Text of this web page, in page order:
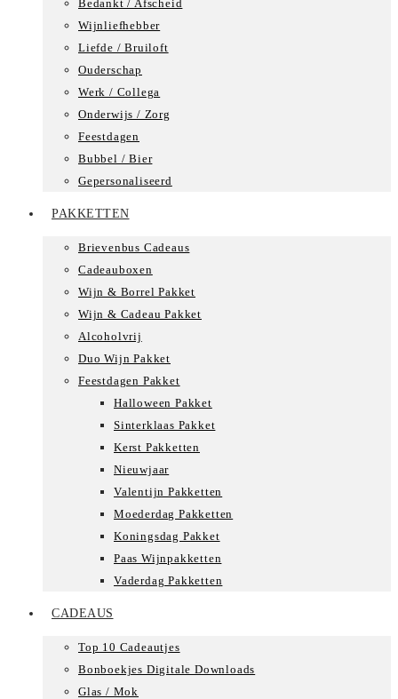
Bedankt / Afscheid
Wijnliefhebber
Liefde / Bruiloft
Ouderschap
Werk / Collega
Onderwijs / Zorg
Feestdagen
Bubbel / Bier
Gepersonaliseerd
PAKKETTEN
Brievenbus Cadeaus
Cadeauboxen
Wijn & Borrel Pakket
Wijn & Cadeau Pakket
Alcoholvrij
Duo Wijn Pakket
Feestdagen Pakket
Halloween Pakket
Sinterklaas Pakket
Kerst Pakketten
Nieuwjaar
Valentijn Pakketten
Moederdag Pakketten
Koningsdag Pakket
Paas Wijnpakketten
Vaderdag Pakketten
CADEAUS
Top 10 Cadeautjes
Bonboekjes Digitale Downloads
Glas / Mok